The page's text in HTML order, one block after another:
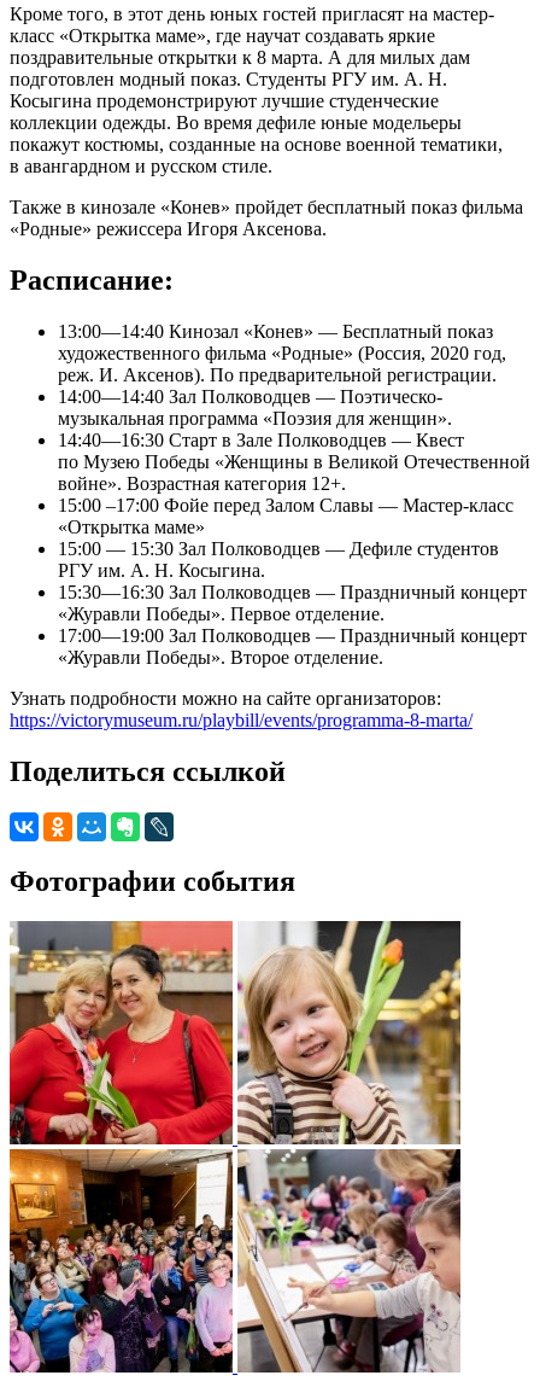
Кроме того, в этот день юных гостей пригласят на мастер-
класс «Открытка маме», где научат создавать яркие
поздравительные открытки к 8 марта. А для милых дам
подготовлен модный показ. Студенты РГУ им. А. Н.
Косыгина продемонстрируют лучшие студенческие
коллекции одежды. Во время дефиле юные модельеры
покажут костюмы, созданные на основе военной тематики,
в авангардном и русском стиле.
Также в кинозале «Конев» пройдет бесплатный показ фильма
«Родные» режиссера Игоря Аксенова.
Расписание:
13:00—14:40 Кинозал «Конев» — Бесплатный показ
художественного фильма «Родные» (Россия, 2020 год,
реж. И. Аксенов). По предварительной регистрации.
14:00—14:40 Зал Полководцев — Поэтическо-
музыкальная программа «Поэзия для женщин».
14:40—16:30 Старт в Зале Полководцев — Квест
по Музею Победы «Женщины в Великой Отечественной
войне». Возрастная категория 12+.
15:00 –17:00 Фойе перед Залом Славы — Мастер-класс
«Открытка маме»
15:00 — 15:30 Зал Полководцев — Дефиле студентов
РГУ им. А. Н. Косыгина.
15:30—16:30 Зал Полководцев — Праздничный концерт
«Журавли Победы». Первое отделение.
17:00—19:00 Зал Полководцев — Праздничный концерт
«Журавли Победы». Второе отделение.
Узнать подробности можно на сайте организаторов:
https://victorymuseum.ru/playbill/events/programma-8-marta/
Поделиться ссылкой
Фотографии события